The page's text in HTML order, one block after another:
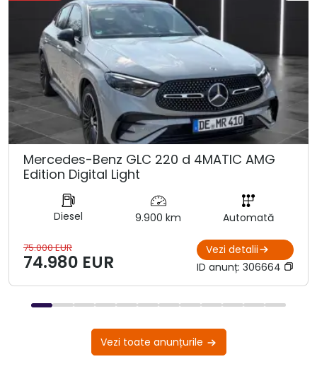
Mercedes-Benz GLC 220 d 4MATIC AMG
Edition Digital Light
Diesel 9.900 km Automată
75.000 EUR
74.980 EUR
Vezi detalii
ID anunț: 306664
Vezi toate anunțurile